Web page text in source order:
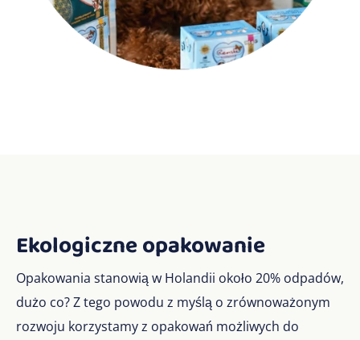
Ekologiczne opakowanie
Opakowania stanowią w Holandii około 20% odpadów,
dużo co? Z tego powodu z myślą o zrównoważonym
rozwoju korzystamy z opakowań możliwych do